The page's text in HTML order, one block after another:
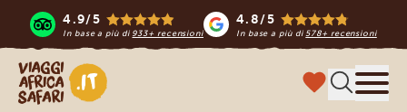
4.9/5
In base a più di 933+ recensioni
4.8/5
In base a più di578+ recensioni
Viaggi Africa Safari